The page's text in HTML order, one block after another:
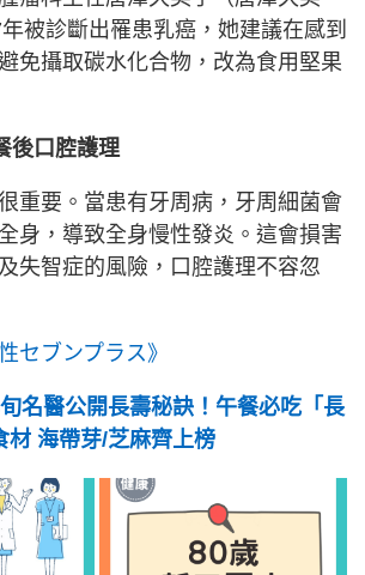
被診斷出罹患乳癌，她建議在感到
免攝取碳水化合物，改為食用堅果
後口腔護理
重要。當患有牙周病，牙周細菌會
身，導致全身慢性發炎。這會損害
失智症的風險，口腔護理不容忽
セブンプラス》
名醫公開長壽秘訣！午餐必吃「長
材 海帶芽/芝麻齊上榜